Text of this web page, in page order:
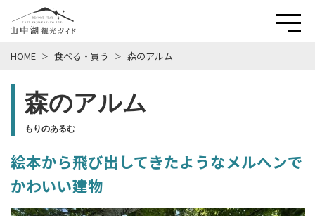
HOME 食べる・買う 森のアルム
森のアルム
もりのあるむ
絵本から飛び出してきたようなメルヘンで
かわいい建物